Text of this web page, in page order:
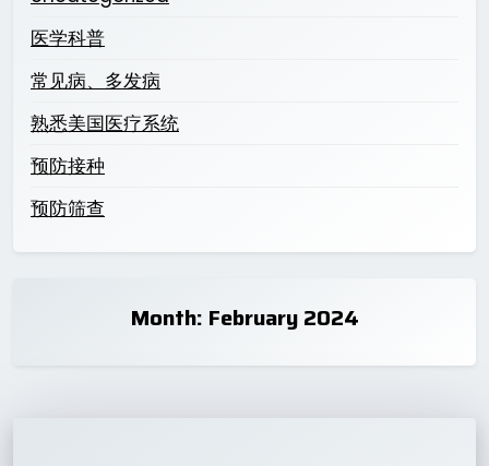
医学科普
常见病、多发病
熟悉美国医疗系统
预防接种
预防筛查
Month: February 2024